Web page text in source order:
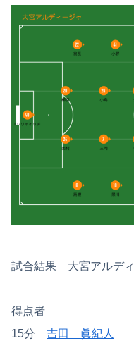
試合結果 大宮アルデ
得点者
15分 吉田 眞紀人